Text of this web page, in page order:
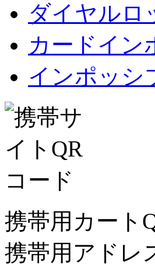
ダイヤルロ
カードイン
インポッシ
携帯用カート
携帯用アドレ